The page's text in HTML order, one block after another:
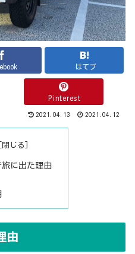
はてブ
Pinterest
2021.04.13 2021.04.12
旅に出た理由
由